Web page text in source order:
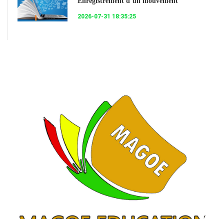
2026-07-31 18:35:25